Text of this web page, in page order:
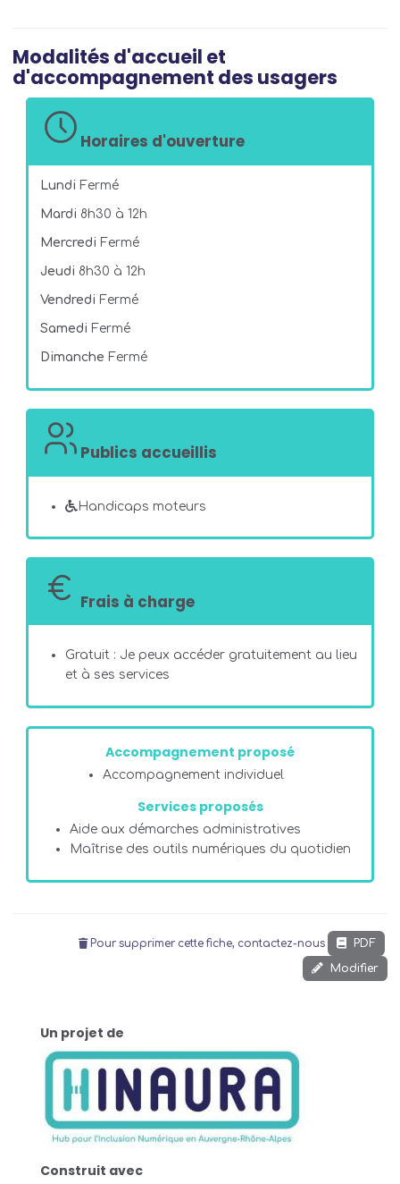
Modalités d'accueil et
d'accompagnement des usagers
Horaires d'ouverture
Lundi Fermé
Mardi 8h30 à 12h
Mercredi Fermé
Jeudi 8h30 à 12h
Vendredi Fermé
Samedi Fermé
Dimanche Fermé
Publics accueillis
Handicaps moteurs
Frais à charge
Gratuit : Je peux accéder gratuitement au lieu
et à ses services
Accompagnement proposé
Accompagnement individuel
Services proposés
Aide aux démarches administratives
Maîtrise des outils numériques du quotidien
Pour supprimer cette fiche, contactez-nous
PDF
Modifier
Un projet de
Construit avec